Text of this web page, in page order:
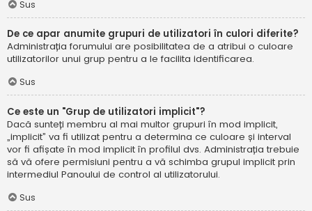
Sus
De ce apar anumite grupuri de utilizatori în culori diferite?
Administrația forumului are posibilitatea de a atribui o culoare
utilizatorilor unui grup pentru a le facilita identificarea.
Sus
Ce este un "Grup de utilizatori implicit"?
Dacă sunteți membru al mai multor grupuri în mod implicit,
„implicit” va fi utilizat pentru a determina ce culoare și interval
vor fi afișate în mod implicit în profilul dvs. Administrația trebuie
să vă ofere permisiuni pentru a vă schimba grupul implicit prin
intermediul Panoului de control al utilizatorului.
Sus